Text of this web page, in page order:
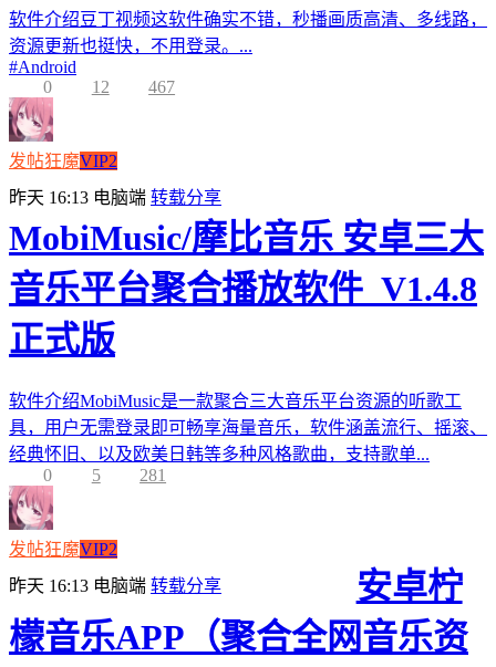
软件介绍豆丁视频这软件确实不错，秒播画质高清、多线路，
资源更新也挺快，不用登录。...
#Android
0
12 467
发帖狂魔VIP2
昨天 16:13 电脑端 转载分享
MobiMusic/摩比音乐 安卓三大
音乐平台聚合播放软件_V1.4.8
正式版
软件介绍MobiMusic是一款聚合三大音乐平台资源的听歌工
具，用户无需登录即可畅享海量音乐，软件涵盖流行、摇滚、
经典怀旧、以及欧美日韩等多种风格歌曲，支持歌单...
0
5 281
发帖狂魔VIP2
昨天 16:13 电脑端 转载分享
安卓柠
檬音乐APP（聚合全网音乐资